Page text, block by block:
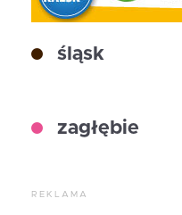
śląsk
zagłębie
REKLAMA